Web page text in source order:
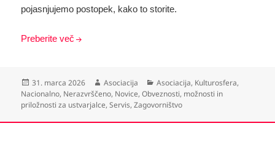
pojasnjujemo postopek, kako to storite.
Preberite več
Objavljeno
dne
31. marca 2026 Avtor
Asociacija Kategorije
Asociacija, Kulturosfera,
Nacionalno, Nerazvrščeno, Novice,Obveznosti, možnosti in
priložnosti za ustvarjalce,Servis,Zagovorništvo